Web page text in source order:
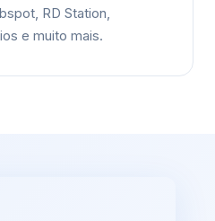
RD Station,
e muito mais.